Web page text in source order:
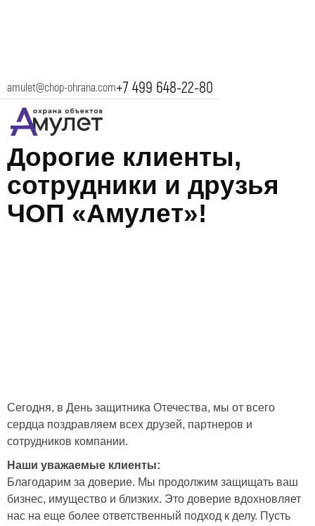
amulet@chop-ohrana.com+7 499 648-22-80
23 февраля 2025
Дорогие клиенты,
сотрудники и друзья
ЧОП «Амулет»!
Сегодня, в День защитника Отечества, мы от всего
сердца поздравляем всех друзей, партнеров и
сотрудников компании.
Наши уважаемые клиенты:
Благодарим за доверие. Мы продолжим защищать ваш
бизнес, имущество и близких. Это доверие вдохновляет
нас на еще более ответственный подход к делу. Пусть